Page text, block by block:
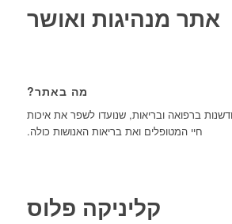
אתר מנהיגות ואושר
מה באתר?
ברפואה ובריאות, שנועדו לשפר את איכות
חיי המטופלים ואת בריאות האנושות כולה.
קליניקה פלוס